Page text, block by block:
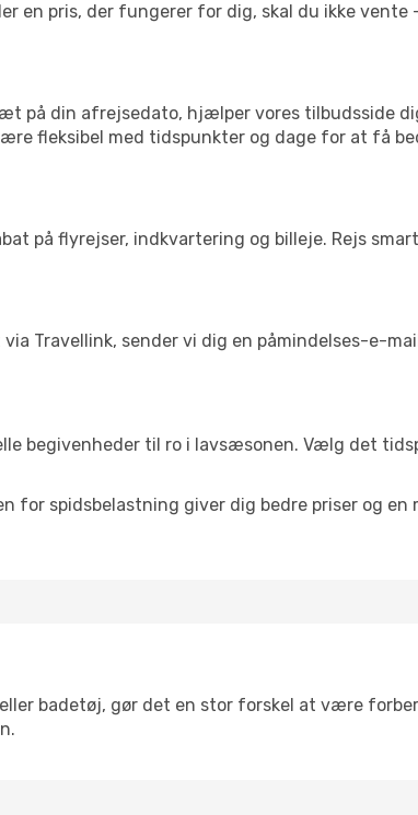
pris, der fungerer for dig, skal du ikke vente
på din afrejsedato, hjælper vores tilbudsside
fleksibel med tidspunkter og dage for at få
på flyrejser, indkvartering og billeje. Rejs
Travellink, sender vi dig en påmindelses-e-
begivenheder til ro i lavsæsonen. Vælg det
for spidsbelastning giver dig bedre priser og en
badetøj, gør det en stor forskel at være